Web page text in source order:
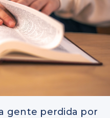
gente perdida por